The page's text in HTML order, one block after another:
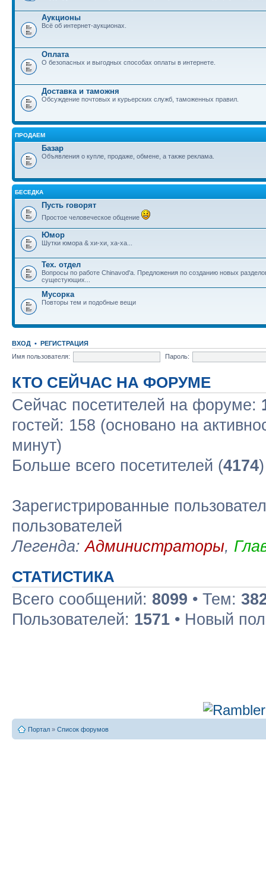
Аукционы
Всё об интернет-аукционах.
Оплата
О безопасных и выгодных способах оплаты в интернете.
Доставка и таможня
Обсуждение почтовых и курьерских служб, таможенных правил.
ПРОДАЕМ
Базар
Объявления о купле, продаже, обмене, а также реклама.
БЕСЕДКА
Пусть говорят
Простое человеческое общение
Юмор
Шутки юмора & хи-хи, ха-ха...
Тех. отдел
Вопросы по работе Chinavod'а. Предложения по созданию новых
сущестующих...
Мусорка
Повторы тем и подобные вещи
ВХОД • РЕГИСТРАЦИЯ
Имя пользователя:
Пароль:
КТО СЕЙЧАС НА ФОРУМЕ
Сейчас посетителей на форуме:
гостей: 158 (основано на
минут)
Больше всего посетителей (4174
Зарегистрированные
пользователей
Легенда:Администраторы,
СТАТИСТИКА
Всего сообщений: 8099 • Тем:
Пользователей: 1571 • Новый
Портал » Список форумов